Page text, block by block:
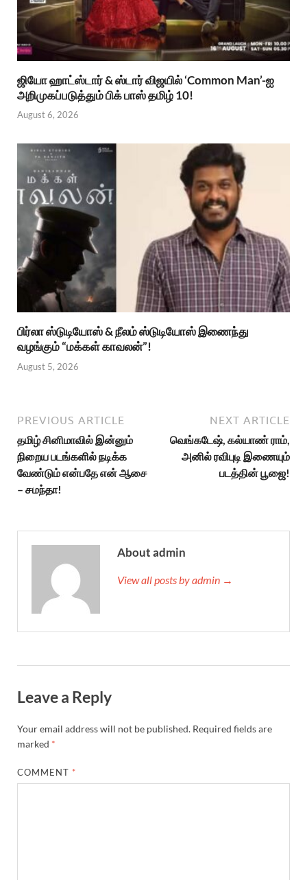
ஜியோ ஹாட்ஸ்டார் & ஸ்டார் விஜயில் ‘Common Man’-ஐ
அறிமுகப்படுத்தும் பிக் பாஸ் தமிழ் 10!
August 6, 2026
பிர்லா ஸ்டுடியோஸ் & நீலம் ஸ்டுடியோஸ் இணைந்து
வழங்கும் “மக்கள் காவலன்”!
August 5, 2026
PREVIOUS ARTICLE
தமிழ் சினிமாவில் இன்னும்
நிறைய படங்களில் நடிக்க
வேண்டும் என்பதே என் ஆசை
– சமந்தா!
NEXT ARTICLE
வெங்கடேஷ், கல்யாண் ராம்,
அனில் ரவிபுடி இணையும்
படத்தின் பூஜை!
About admin
View all posts by admin →
Leave a Reply
Your email address will not be published. Required fields are
marked *
COMMENT *